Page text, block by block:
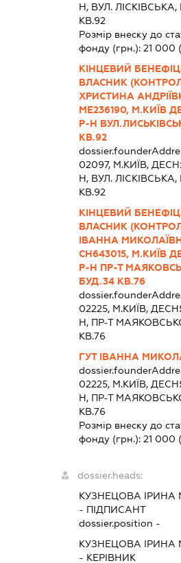
Н, ВУЛ. ЛІСКІВСЬКА,
КВ.92
Розмір внеску до
фонду (грн.): 21 000
КІНЦЕВИЙ
ВЛАСНИК
ХРИСТИНА
МЕ236190, М.КИЇВ
Р-Н
КВ.92
02097, М.КИЇВ,
Н, ВУЛ. ЛІСКІВСЬКА,
КВ.92
КІНЦЕВИЙ
ВЛАСНИК
ІВАННА
СН643015, М.КИЇВ
Р-Н ПР-Т
БУД.34 КВ.76
02225, М.КИЇВ,
Н, ПР-Т
КВ.76
ГУТ ІВАННА
02225, М.КИЇВ,
Н, ПР-Т
КВ.76
Розмір внеску до
фонду (грн.): 21 000
dossier.heads:
КУЗНЕЦОВА ІРИНА
- ПІДПИСАНТ
dossier.position -
КУЗНЕЦОВА ІРИНА
- КЕРІВНИК